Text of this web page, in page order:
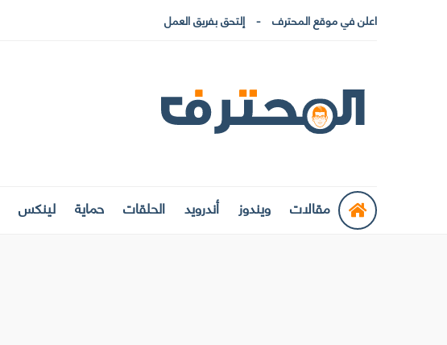
اعلن في موقع المحترف إلتحق بفريق العمل
مقالات ويندوز أندرويد الحلقات حماية لينكس